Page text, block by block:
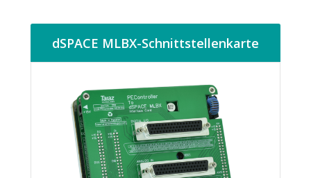
dSPACE MLBX-Schnittstellenkarte